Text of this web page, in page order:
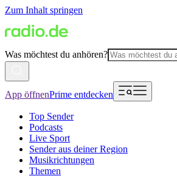
Zum Inhalt springen
Was möchtest du anhören?
App öffnenPrime entdecken
Top Sender
Podcasts
Live Sport
Sender aus deiner Region
Musikrichtungen
Themen